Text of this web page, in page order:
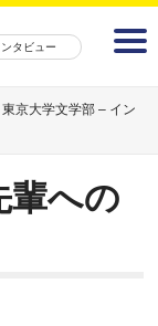
タビュー
東京大学文学部 – イン
輩への